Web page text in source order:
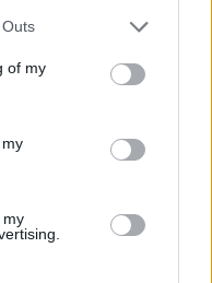
of my
my
Νησιωτικής